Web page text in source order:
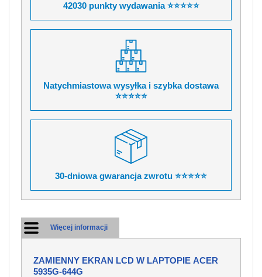
42030 punkty wydawania ⭐⭐⭐⭐⭐
Natychmiastowa wysyłka i szybka dostawa
⭐⭐⭐⭐⭐
30-dniowa gwarancja zwrotu ⭐⭐⭐⭐⭐
Więcej informacji
ZAMIENNY EKRAN LCD W LAPTOPIE ACER
5935G-644G